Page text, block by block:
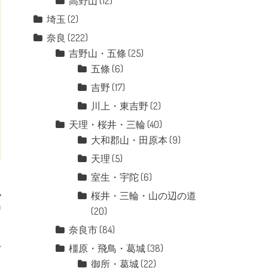
埼玉 (2)
奈良 (222)
吉野山・五條 (25)
五條 (6)
吉野 (17)
川上・東吉野 (2)
天理・桜井・三輪 (40)
大和郡山・田原本 (9)
天理 (5)
室生・宇陀 (6)
桜井・三輪・山の辺の道
(20)
奈良市 (84)
橿原・飛鳥・葛城 (38)
御所・葛城 (22)